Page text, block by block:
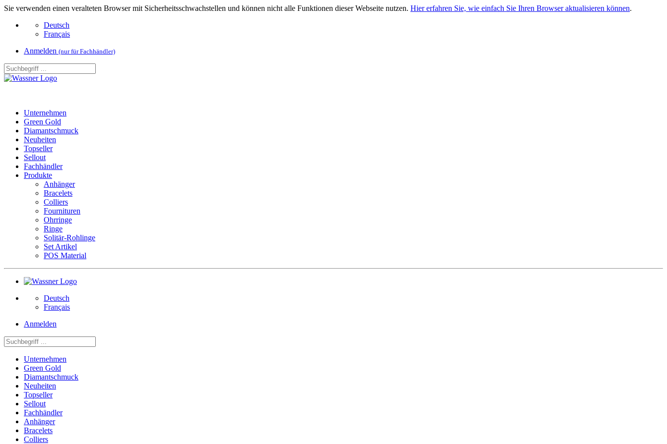
Sie verwenden einen veralteten Browser mit Sicherheitsschwachstellen und können nicht alle Funktionen dieser Webseite nutzen. Hier erfahren Sie, wie einfach Sie Ihren Browser aktualisieren können.
Deutsch
Français
Anmelden (nur für Fachhändler)
Unternehmen
Green Gold
Diamantschmuck
Neuheiten
Topseller
Sellout
Fachhändler
Produkte
Anhänger
Bracelets
Colliers
Fournituren
Ohrringe
Ringe
Solitär-Rohlinge
Set Artikel
POS Material
Deutsch
Français
Anmelden
Unternehmen
Green Gold
Diamantschmuck
Neuheiten
Topseller
Sellout
Fachhändler
Anhänger
Bracelets
Colliers